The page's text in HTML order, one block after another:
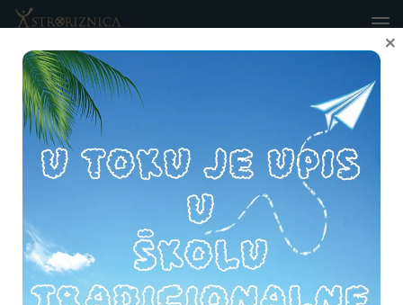
Skip to content
OZNAČEN:HRONIČNE BOLESTI
×